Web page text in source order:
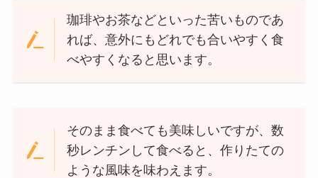
珈琲やお茶などといった苦いものであ
れば、意外にもどれでも合いやすく食
べやすくなると思います。
そのまま食べても美味しいですが、数
秒レンチンして食べると、作りたての
ような風味を味わえます。